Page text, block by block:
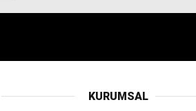
KURUMSAL